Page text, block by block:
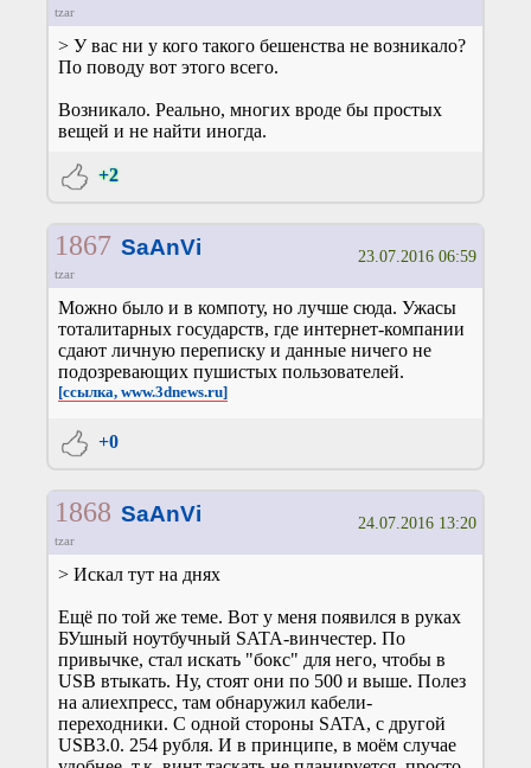
tzar
> У вас ни у кого такого бешенства не возникало?
По поводу вот этого всего.
Возникало. Реально, многих вроде бы простых
вещей и не найти иногда.
+2
1867 SaAnVi
tzar
23.07.2016 06:59
Можно было и в компоту, но лучше сюда. Ужасы
тоталитарных государств, где интернет-компании
сдают личную переписку и данные ничего не
подозревающих пушистых пользователей.
[ссылка, www.3dnews.ru]
+0
1868 SaAnVi
tzar
24.07.2016 13:20
> Искал тут на днях
Ещё по той же теме. Вот у меня появился в руках
БУшный ноутбучный SATA-винчестер. По
привычке, стал искать "бокс" для него, чтобы в
USB втыкать. Ну, стоят они по 500 и выше. Полез
на алиехпресс, там обнаружил кабели-
переходники. С одной стороны SATA, с другой
USB3.0. 254 рубля. И в принципе, в моём случае